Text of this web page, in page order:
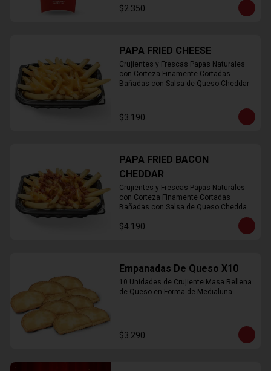
$2.350
PAPA FRIED CHEESE
Crujientes y Frescas Papas Naturales
con Corteza Finamente Cortadas
Bañadas con Salsa de Queso Cheddar
$3.190
PAPA FRIED BACON
CHEDDAR
Crujientes y Frescas Papas Naturales
con Corteza Finamente Cortadas
Bañadas con Salsa de Queso Cheddar
$4.190
Empanadas De Queso X10
10 Unidades de Crujiente Masa Rellena
de Queso en Forma de Medialuna.
$3.290